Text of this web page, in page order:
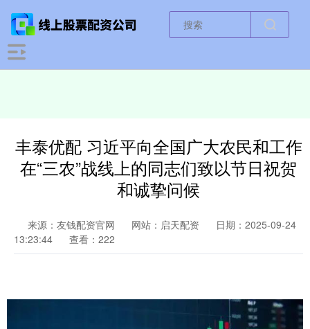
丰泰优配 习近平向全国广大农民和工作
在“三农”战线上的同志们致以节日祝贺
和诚挚问候
来源：友钱配资官网 网站：启天配资
日期：2025-09-24
13:23:44
查看：222